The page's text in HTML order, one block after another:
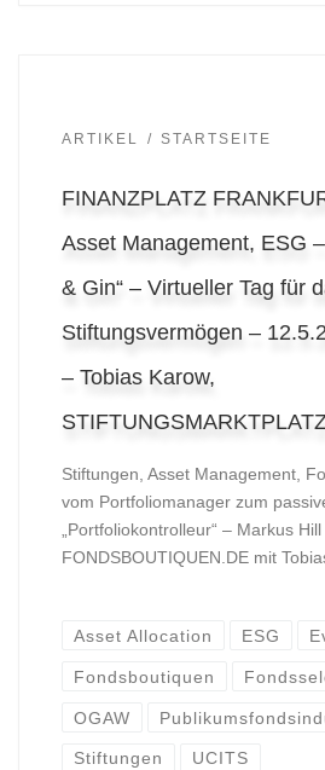
ARTIKEL STARTSEITE
FINANZPLATZ
Asset Management, ESG
& Gin“ – Virtueller Tag für
Stiftungsvermögen –
– Tobias Karow,
Stiftungen, Asset Management,
vom Portfoliomanager zum
„Portfoliokontrolleur“ – Markus
FONDSBOUTIQUEN.DE mit
Asset Allocation ESG
Fondsboutiquen
OGAW
Stiftungen UCITS